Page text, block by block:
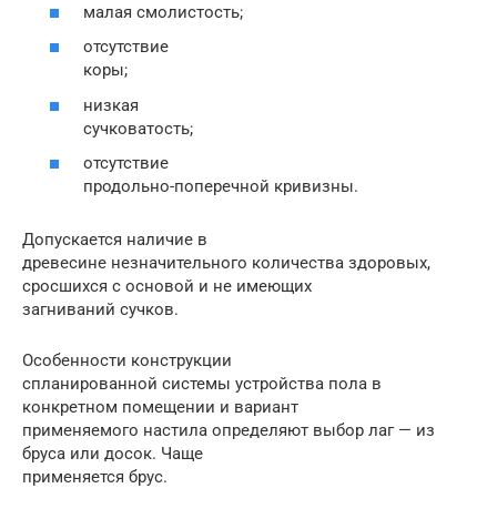
малая смолистость;
отсутствие
коры;
низкая
сучковатость;
отсутствие
продольно-поперечной кривизны.
Допускается наличие в
древесине незначительного количества здоровых,
сросшихся с основой и не имеющих
загниваний сучков.
Особенности конструкции
спланированной системы устройства пола в
конкретном помещении и вариант
применяемого настила определяют выбор лаг — из
бруса или досок. Чаще
применяется брус.